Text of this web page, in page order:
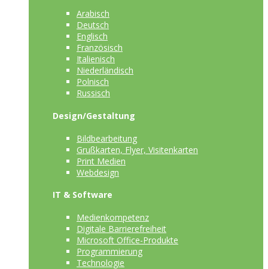
Arabisch
Deutsch
Englisch
Französisch
Italienisch
Niederländisch
Polnisch
Russisch
Design/Gestaltung
Bildbearbeitung
Grußkarten, Flyer, Visitenkarten
Print Medien
Webdesign
IT & Software
Medienkompetenz
Digitale Barrierefreiheit
Microsoft Office-Produkte
Programmierung
Technologie